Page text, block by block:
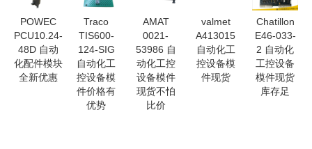
POWEC
PCU10.24-
48D 自动
化配件模块
全新优惠
Traco
TIS600-
124-SIG
自动化工
控设备模
件价格有
优势
AMAT
0021-
53986 自
动化工控
设备模件
现货不怕
比价
valmet
A413015
自动化工
控设备模
件现货
Chatillon
E46-033-
2 自动化
工控设备
模件现货
库存足